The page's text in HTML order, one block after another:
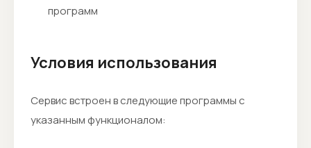
программ
Условия использования
Сервис встроен в следующие программы с
указанным функционалом: